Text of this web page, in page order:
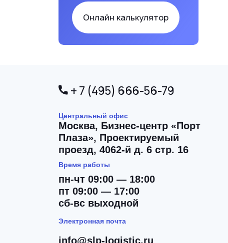
Онлайн калькулятор
+ 7 (495) 666-56-79
Центральный офис
Москва, Бизнес-центр «Порт
Плаза», Проектируемый
проезд, 4062-й д. 6 стр. 16
Время работы
пн-чт 09:00 — 18:00
пт 09:00 — 17:00
сб-вс выходной
Электронная почта
info@slp-logistic.ru